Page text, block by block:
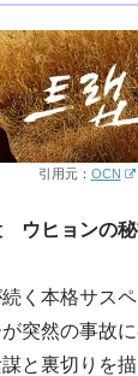
引用元： OCN
ウヒョンの
く本格サスペ
突然の事故
と裏切りを描